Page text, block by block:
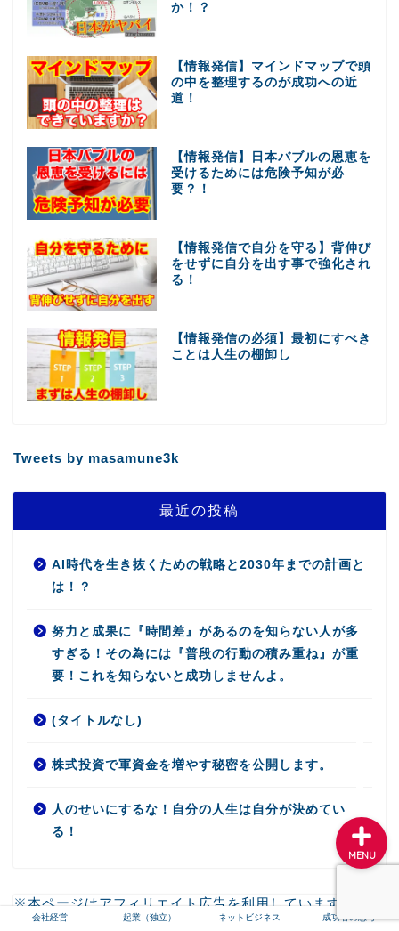
か！？
【情報発信】マインドマップで頭
の中を整理するのが成功への近
道！
【情報発信】日本バブルの恩恵を
受けるためには危険予知が必
要？！
【情報発信で自分を守る】背伸び
をせずに自分を出す事で強化され
る！
【情報発信の必須】最初にすべき
ことは人生の棚卸し
Tweets by masamune3k
最近の投稿
AI時代を生き抜くための戦略と2030年までの計画と
は！？
努力と成果に『時間差』があるのを知らない人が多
すぎる！その為には『普段の行動の積み重ね』が重
要！これを知らないと成功しませんよ。
(タイトルなし)
株式投資で軍資金を増やす秘密を公開します。
人のせいにするな！自分の人生は自分が決めてい
る！
※本ページはアフィリエイト広告を利用しています↓
会社経営 起業（独立） ネットビジネス 成功者の思考
MENU
起業（独立）
成功者の思考